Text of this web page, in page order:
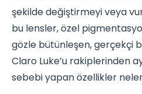
şekilde değiştirmeyi veya
bu lensler, özel
gözle bütünleşen, gerçekçi
Claro Luke’u rakiplerinden
sebebi yapan özellikler